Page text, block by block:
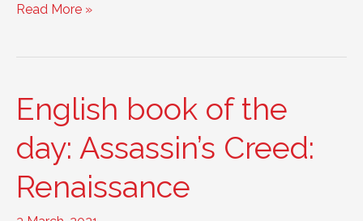
English
Endymion
Spring
Read More »
English book of the
day: Assassin’s Creed:
Renaissance